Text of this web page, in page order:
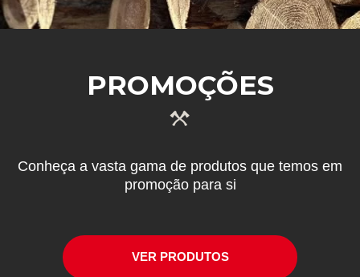
PROMOÇÕES
Conheça a vasta gama de produtos que temos em
promoção para si
VER PRODUTOS